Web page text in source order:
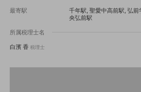
最寄駅
千年駅, 聖愛中高前駅, 弘
央弘前駅
所属税理士名
白濱 香 税理士